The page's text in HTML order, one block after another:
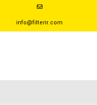
info@filterir.com